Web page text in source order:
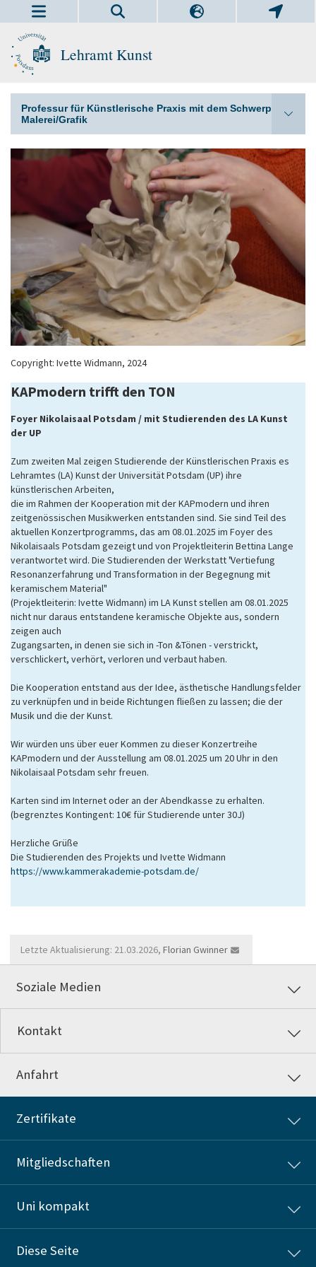
Lehramt Kunst
Professur für Künstlerische Praxis mit dem Schwerpunkt
Malerei/Grafik
Copyright: Ivette Widmann, 2024
KAPmodern trifft den TON
Foyer Nikolaisaal Potsdam / mit Studierenden des LA Kunst
der UP
Zum zweiten Mal zeigen Studierende der Künstlerischen Praxis es
Lehramtes (LA) Kunst der Universität Potsdam (UP) ihre
künstlerischen Arbeiten,
die im Rahmen der Kooperation mit der KAPmodern und ihren
zeitgenössischen Musikwerken entstanden sind. Sie sind Teil des
aktuellen Konzertprogramms, das am 08.01.2025 im Foyer des
Nikolaisaals Potsdam gezeigt und von Projektleiterin Bettina Lange
verantwortet wird. Die Studierenden der Werkstatt "Vertiefung
Resonanzerfahrung und Transformation in der Begegnung mit
keramischem Material"
(Projektleiterin: Ivette Widmann) im LA Kunst stellen am 08.01.2025
nicht nur daraus entstandene keramische Objekte aus, sondern
zeigen auch
Zugangsarten, in denen sie sich in -Ton &Tönen - verstrickt,
verschlickert, verhört, verloren und verbaut haben.
Die Kooperation entstand aus der Idee, ästhetische Handlungsfelder
zu verknüpfen und in beide Richtungen fließen zu lassen; die der
Musik und die der Kunst.
Wir würden uns über euer Kommen zu dieser Konzertreihe
KAPmodern und der Ausstellung am 08.01.2025 um 20 Uhr in den
Nikolaisaal Potsdam sehr freuen.
Karten sind im Internet oder an der Abendkasse zu erhalten.
(begrenztes Kontingent: 10€ für Studierende unter 30J)
Herzliche Grüße
Die Studierenden des Projekts und Ivette Widmann
https://www.kammerakademie-potsdam.de/
Letzte Aktualisierung: 21.03.2026, Florian Gwinner
Soziale Medien
Kontakt
Anfahrt
Zertifikate
Mitgliedschaften
Uni kompakt
Diese Seite